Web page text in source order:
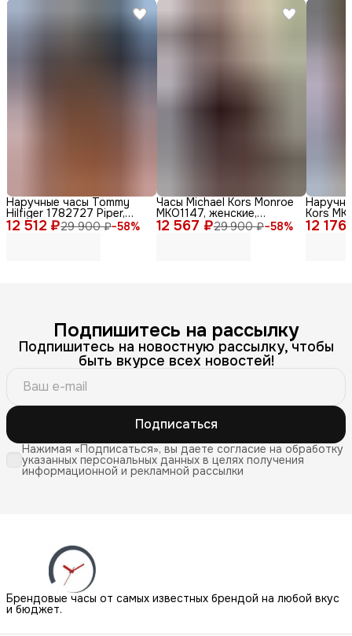
12 512 ₽29 900 ₽−58%
Наручные часы Tommy
Hilfiger 1782727 Piper,
женские, кварцевые,
нержавеющая сталь,
12 567 ₽29 900 ₽−58%
Часы Michael Kors Monroe
MKO1147, женские,
кварцевые, дизайн Zebra
Print
12 176
Kors
Подпишитесь на рассылку
Подпишитесь на новостную рассылку, чтобы
быть вкурсе всех новостей!
Подписаться
Нажимая «Подписаться», вы даете согласие на обработку
указанных персональных данных в целях получения
информационной и рекламной рассылки
Брендовые часы от самых известных брендой на любой вкус
и бюджет.